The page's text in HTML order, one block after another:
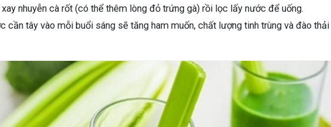
nhuyễn cà rốt (có thể thêm lòng đỏ trứng gà) rồi lọc lấy nước để uống.
cần tây vào mỗi buổi sáng sẽ tăng ham muốn, chất lượng tinh trùng và đào thải